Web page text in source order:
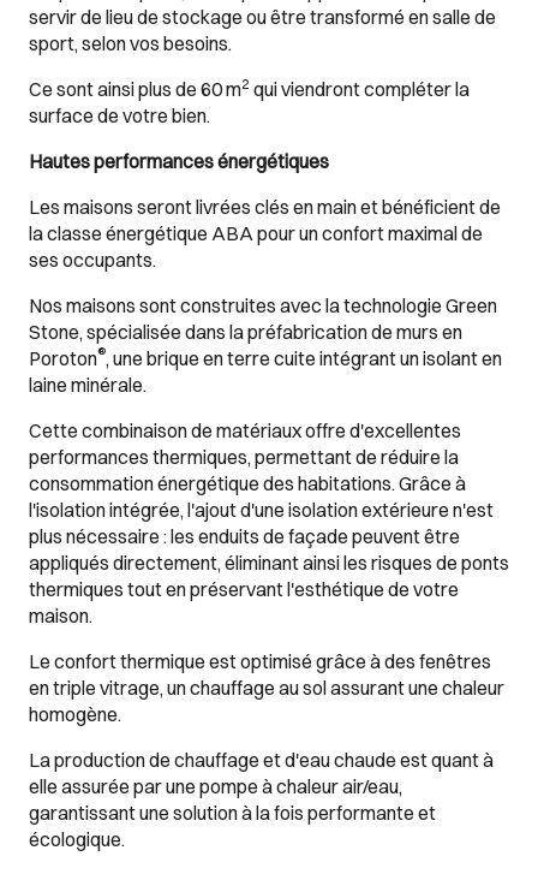
servir de lieu de stockage ou être transformé en salle de
sport, selon vos besoins.
Ce sont ainsi plus de 60 m2 qui viendront compléter la
surface de votre bien.
Hautes performances énergétiques
Les maisons seront livrées clés en main et bénéficient de
la classe énergétique ABA pour un confort maximal de
ses occupants.
Nos maisons sont construites avec la technologie Green
Stone, spécialisée dans la préfabrication de murs en
Poroton®, une brique en terre cuite intégrant un isolant en
laine minérale.
Cette combinaison de matériaux offre d'excellentes
performances thermiques, permettant de réduire la
consommation énergétique des habitations. Grâce à
l'isolation intégrée, l'ajout d'une isolation extérieure n'est
plus nécessaire : les enduits de façade peuvent être
appliqués directement, éliminant ainsi les risques de ponts
thermiques tout en préservant l'esthétique de votre
maison.
Le confort thermique est optimisé grâce à des fenêtres
en triple vitrage, un chauffage au sol assurant une chaleur
homogène.
La production de chauffage et d'eau chaude est quant à
elle assurée par une pompe à chaleur air/eau,
garantissant une solution à la fois performante et
écologique.